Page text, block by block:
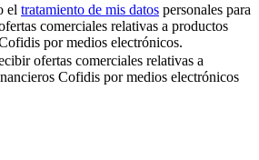
el tratamiento de mis datos personales para
comerciales relativas a productos
por medios electrónicos.
ofertas comerciales relativas a
Cofidis por medios electrónicos